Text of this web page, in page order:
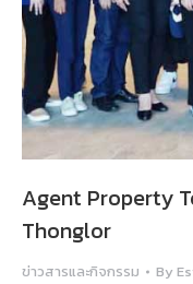
Agent Property
Thonglor
ข่าวสารและกิจกรรม By